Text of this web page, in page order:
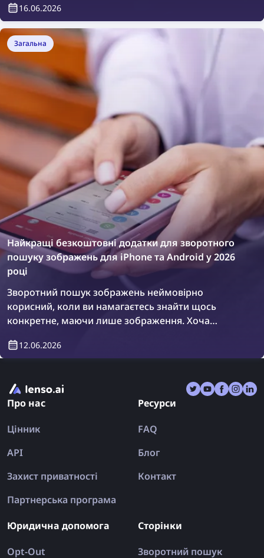
для пошуку інформації про людину онлайн.
16.06.2026
Загальна
Найкращі безкоштовні додатки для зворотного
пошуку зображень для iPhone та Android у 2026
році
Зворотний пошук зображень неймовірно
корисний, коли ви намагаєтесь знайти щось
конкретне, маючи лише зображення. Хоча
зображень, такі як lenso.ai, TinEye та Copyseeker,
розглянемо найкращі додатки для зворотного
пошуку зображень для iPhone та Android у 2026
12.06.2026
Про нас
Цінник
API
Захист приватності
Партнерська програма
Ресурси
FAQ
Блог
Контакт
Юридична допомога
Opt-Out
Сторінки
Зворотний пошук